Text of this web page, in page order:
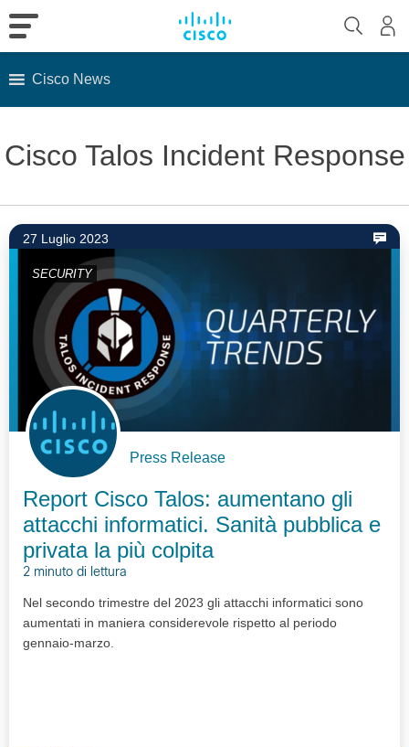
Cisco News
content
Cisco Talos Incident Response
27 Luglio 2023
SECURITY
Press Release
Report Cisco Talos: aumentano gli
attacchi informatici. Sanità pubblica e
privata la più colpita
2 minuto di lettura
Nel secondo trimestre del 2023 gli attacchi informatici sono
aumentati in maniera considerevole rispetto al periodo
gennaio-marzo.